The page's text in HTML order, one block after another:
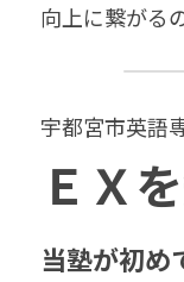
向上に繋がる
宇都宮市英語
ＥＸ
当塾が初め